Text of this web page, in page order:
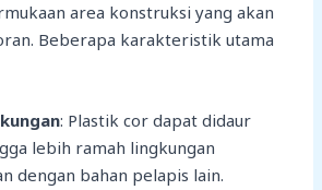
area konstruksi yang akan
Beberapa karakteristik utama
: Plastik cor dapat didaur
lebih ramah lingkungan
dengan bahan pelapis lain.